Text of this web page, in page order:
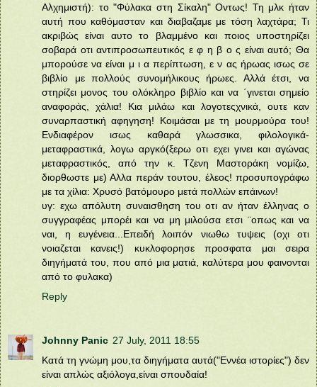
Αλχημιστή): το "Φύλακα στη Σίκαλη" Οντως! Τη μλκ ήταν
αυτή που καθόμασταν και διαβαζαμε με τόση λαχτάρα; Τι
ακριβώς είναι αυτο το βλαμμένο και ποιος υποστηρίζει
σοβαρά οτι αντιπροσωπευτικός ε φ η β ο ς είναι αυτό; Θα
μπορούσε να είναι μ ι α περίπτωση, ε ν ας ήρωας ισως σε
βιβλίο με πολλούς συνομήλικους ήρωες. Αλλά έτσι, να
στηρίζει μονος του ολόκληρο βιβλίο και να ΄γινεται σημείο
αναφοράς, χάλια! Κια μιλάω και λογοτεςχνικά, ουτε καν
συναρπαστική αφηγηση! Κοιμάσαι με τη μουρμούρα του!
Ενδιαφέρον ισως καθαρά γλωσσικα, φιλολογικά-
μεταφραστικά, λογω αργκό(ξερω οτι εχει γινει και αγώνας
μεταφραστικός, από την κ. Τζενη Μαστοράκη νομίζω,
διορθωστε με) Αλλα περάν τουτου, έλεος! προσυπογράφω
με τα χίλια: Χρυσό βατόμουρο μετά πολλών επάινων!
υγ: εχω απόλυτη συναισθηση του οτι αν ήταν έλληνας ο
συγγραφέας μπορέι και να μη μιλούσα ετσι ¨οπως και να
ναι, η ευγένεια...Επειδή λοιπόν νιωθω τυψεις (οχι οτι
νοιαζεται κανεις!) κυκλοφορησε προσφατα μαι σειρα
διηγήματά του, που από μια ματιά, καλύτερα μου φαινονται
από το φυλακα)
Reply
Johnny Panic 27 July, 2011 18:55
Κατά τη γνώμη μου,τα διηγήματα αυτά("Εννέα ιστορίες") δεν
είναι απλώς αξιόλογα,είναι σπουδαία!